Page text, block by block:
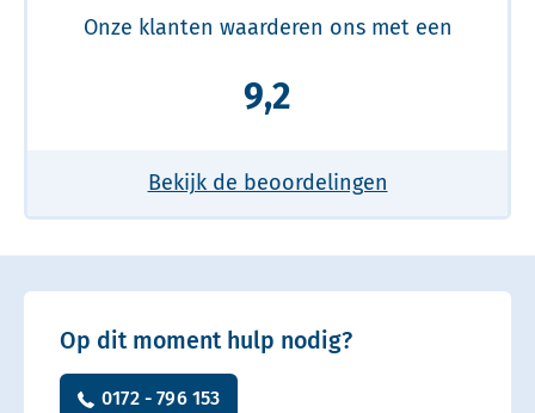
Onze klanten waarderen ons met een
9,2
Bekijk de beoordelingen
Op dit moment hulp nodig?
0172 - 796 153